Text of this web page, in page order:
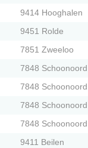
9414 Hooghalen
9451 Rolde
7851 Zweeloo
7848 Schoonoord
7848 Schoonoord
7848 Schoonoord
7848 Schoonoord
9411 Beilen